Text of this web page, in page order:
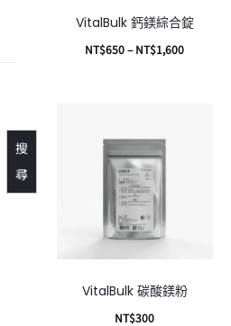
VitalBulk 鈣鎂綜合錠
NT$650– NT$1,600
VitalBulk 碳酸鎂粉
NT$300
搜
尋